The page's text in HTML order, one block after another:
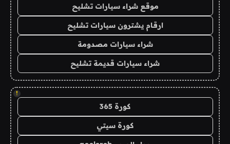
موقع شراء سيارات تشليح
ارقام يشترون سيارات تشليح
شراء سيارات مصدومة
شراء سيارات قديمة تشليح
!
كورة 365
كورة سيتي